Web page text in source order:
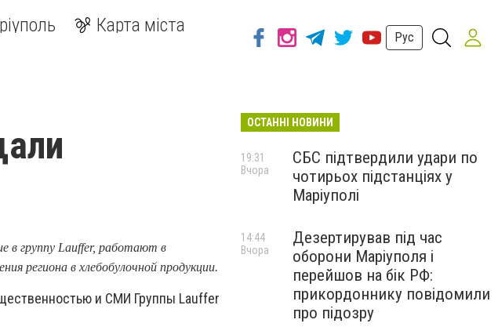
Карта міста
Рус
в группу Lauffer, работают в
региона в хлебобулочной продукции.
и СМИ Группы Lauffer
ОСТАННІ НОВИНИ
СБС підтвердили удари по
чотирьох підстанціях у
Маріуполі
19:31
Вчора
Дезертирував під час
оборони Маріуполя і
перейшов на бік РФ:
прикордоннику повідомили
про підозру
14:44
Вчора